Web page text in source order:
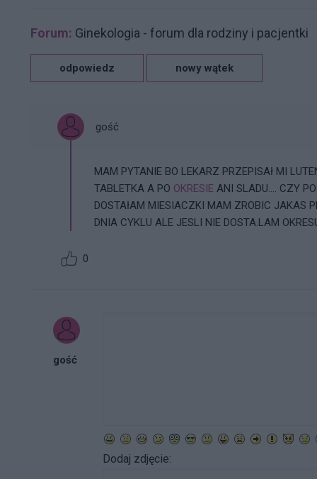
Forum: Ginekologia - forum dla rodziny i pacjentki
odpowiedz nowy wątek
gość
MAM PYTANIE BO LEKARZ PRZEPISAł MI
TABLETKA A PO OKRESIE ANI SLADU.... CZY
DOSTAłAM MIESIACZKI MAM ZROBIC JAKAS
DNIA CYKLU ALE JESLI NIE DOSTA.LAM
0
gość
Dodaj zdjęcie: